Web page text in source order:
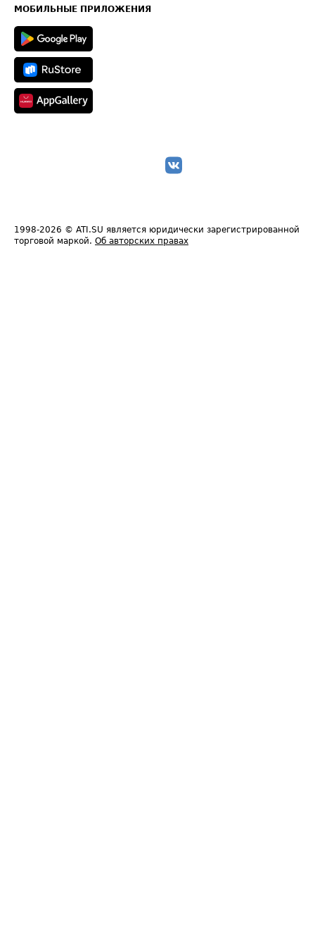
Техническая информация
МОБИЛЬНЫЕ ПРИЛОЖЕНИЯ
1998-2026 © ATI.SU является юридически зарегистрированной
торговой маркой. Об авторских правах